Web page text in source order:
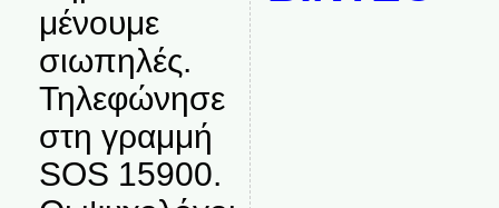
μένουμε
σιωπηλές.
Τηλεφώνησε
στη γραμμή
SOS 15900.